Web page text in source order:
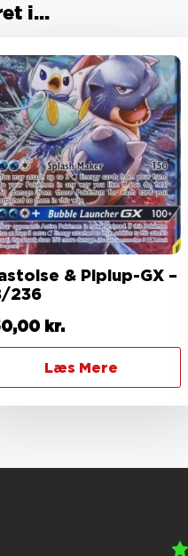
i...
& Piplup-GX –
236
kr.
Læs Mere